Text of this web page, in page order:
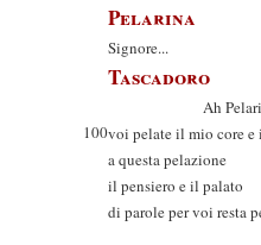
Pelarina
Signore...
Tascadoro
Ah
100voi pelate il mio core
a questa pelazione
il pensiero e il palato
di parole per voi resta